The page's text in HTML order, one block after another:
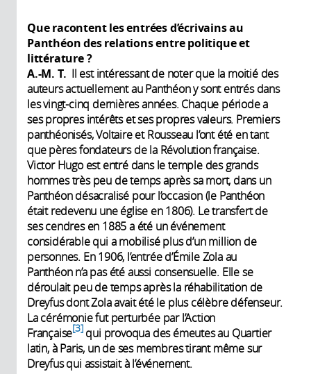
Que racontent les entrées d’écrivains au
Panthéon des relations entre politique et
littérature ?
A.-M. T. Il est intéressant de noter que la moitié des
auteurs actuellement au Panthéon y sont entrés dans
les vingt-cinq dernières années. Chaque période a
ses propres intérêts et ses propres valeurs. Premiers
panthéonisés, Voltaire et Rousseau l’ont été en tant
que pères fondateurs de la Révolution française.
Victor Hugo est entré dans le temple des grands
hommes très peu de temps après sa mort, dans un
Panthéon désacralisé pour l’occasion (le Panthéon
était redevenu une église en 1806). Le transfert de
ses cendres en 1885 a été un événement
considérable qui a mobilisé plus d’un million de
personnes. En 1906, l’entrée d’Émile Zola au
Panthéon n’a pas été aussi consensuelle. Elle se
déroulait peu de temps après la réhabilitation de
Dreyfus dont Zola avait été le plus célèbre défenseur.
La cérémonie fut perturbée par l’Action
Française 3 qui provoqua des émeutes au Quartier
latin, à Paris, un de ses membres tirant même sur
Dreyfus qui assistait à l’événement.